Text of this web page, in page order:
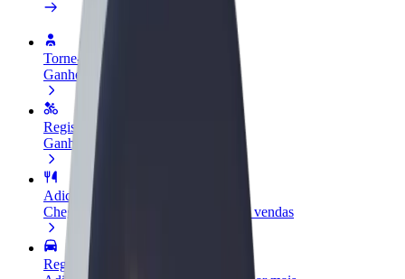
Torne-se motorista
Ganhe dinheiro quando quiser
Registe a sua frota de estafetas
Ganhe dinheiro a entregar refeições
Adicione um restaurante ou loja
Chegue a mais clientes e aumente as vendas
Registe-se como gestor de frota